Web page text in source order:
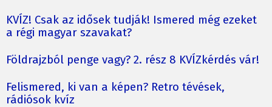
KVÍZ! Csak az idősek tudják! Ismered még ezeket
a régi magyar szavakat?
Földrajzból penge vagy? 2. rész 8 KVÍZkérdés vár!
Felismered, ki van a képen? Retro tévések,
rádiósok kvíz